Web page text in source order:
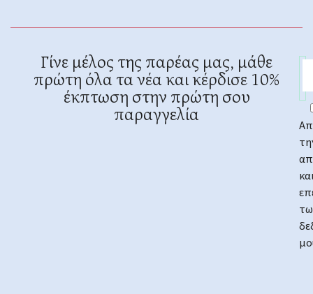
Γίνε μέλος της παρέας μας, μάθε
πρώτη όλα τα νέα και κέρδισε 10%
έκπτωση στην πρώτη σου
παραγγελία